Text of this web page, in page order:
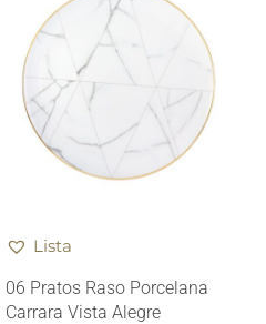
Lista
06 Pratos Raso Porcelana
Carrara Vista Alegre